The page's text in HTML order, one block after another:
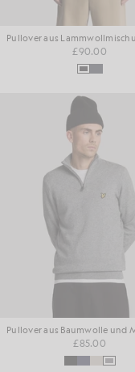
£90.00
£85.00